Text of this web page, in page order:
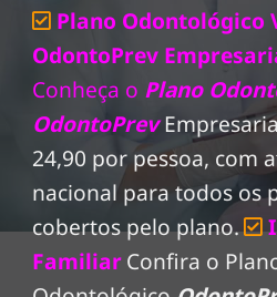
Plano Odontológico
OdontoPrev
Conheça o Plano
OdontoPrev
24,90 por pessoa, com
nacional para todos os
cobertos pelo plano.
FamiliarConfira o